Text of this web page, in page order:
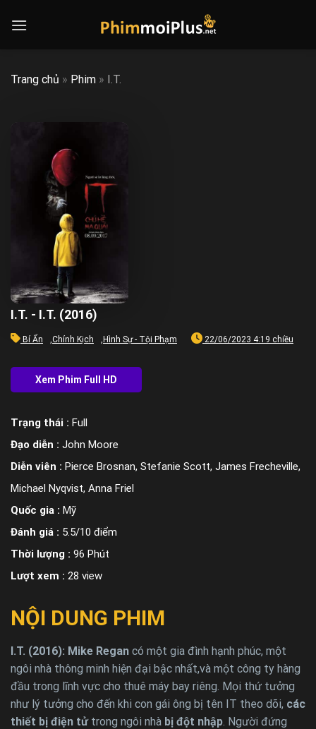
Trang chủ » Phim » I.T.
I.T. - I.T. (2016)
Bí Ẩn Chính Kịch Hình Sự - Tội Phạm 22/06/2023 4:19 chiều
Trạng thái : Full
Đạo diễn : John Moore
Diễn viên : Pierce Brosnan, Stefanie Scott, James Frecheville,
Michael Nyqvist, Anna Friel
Quốc gia : Mỹ
Đánh giá : 5.5/10 điểm
Thời lượng : 96 Phút
Lượt xem : 28 view
NỘI DUNG PHIM
I.T. (2016): Mike Regan có một gia đình hạnh phúc, một
ngôi nhà thông minh hiện đại bậc nhất,và một công ty hàng
đầu trong lĩnh vực cho thuê máy bay riêng. Mọi thứ tưởng
như lý tưởng cho đến khi con gái ông bị tên IT theo dõi, các
thiết bị điện tửtrong ngôi nhà bị đột nhập . Người đứng